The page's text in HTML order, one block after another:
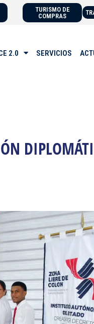
TURISMO DE
COMPRAS
2.0 SERVICIOS